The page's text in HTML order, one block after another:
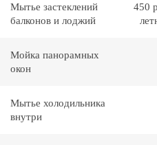
Мытье застеклений
балконов и лоджий
450
Мойка панорамных
окон
Мытье холодильника
внутри